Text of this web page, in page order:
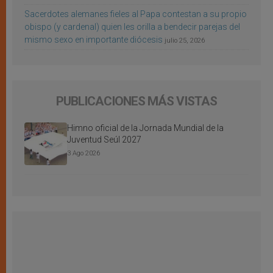
Sacerdotes alemanes fieles al Papa contestan a su propio
obispo (y cardenal) quien les orilla a bendecir parejas del
mismo sexo en importante diócesis julio 25, 2026
PUBLICACIONES MÁS VISTAS
Himno oficial de la Jornada Mundial de la
Juventud Seúl 2027
3 Ago 2026